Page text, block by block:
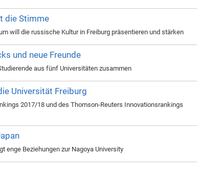
die Stimme
will die russische Kultur in Freiburg präsentieren und stärken
und neue Freunde
aus fünf Universitäten zusammen
Universität Freiburg
2017/18 und des Thomson-Reuters Innovationsrankings
enge Beziehungen zur Nagoya University